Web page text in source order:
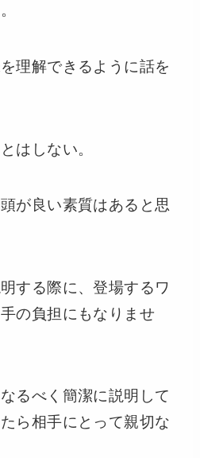
理解できるように話を
はしない。
が良い素質はあると思
する際に、登場するワ
の負担にもなりませ
るべく簡潔に説明して
ら相手にとって親切な